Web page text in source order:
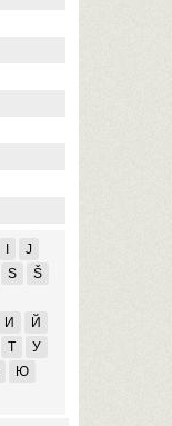
J
S
Š
И
Й
Т
У
Ю